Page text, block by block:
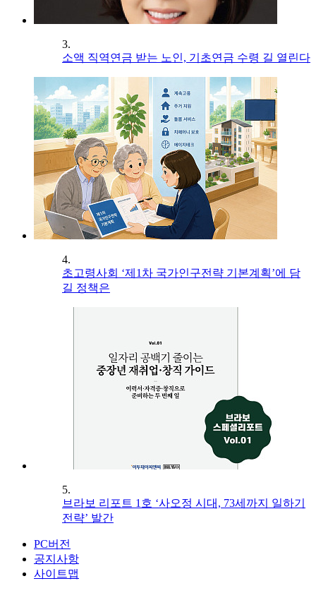
3.
소액 직역연금 받는 노인, 기초연금 수령 길 열린다
4.
초고령사회 ‘제1차 국가인구전략 기본계획’에 담
길 정책은
5.
브라보 리포트 1호 ‘사오정 시대, 73세까지 일하기
전략’ 발간
PC버전
공지사항
사이트맵